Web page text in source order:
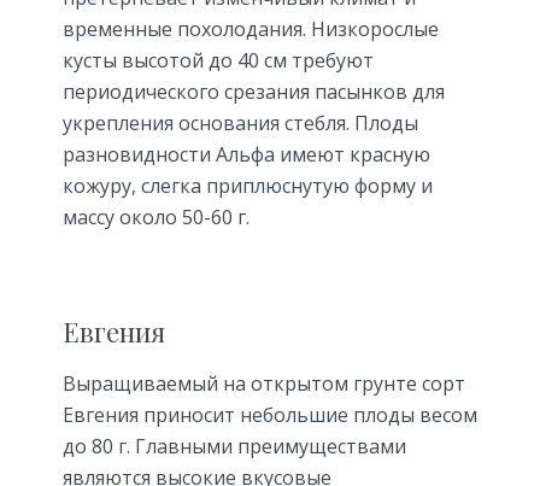
временные похолодания. Низкорослые
кусты высотой до 40 см требуют
периодического срезания пасынков для
укрепления основания стебля. Плоды
разновидности Альфа имеют красную
кожуру, слегка приплюснутую форму и
массу около 50-60 г.
Евгения
Выращиваемый на открытом грунте сорт
Евгения приносит небольшие плоды весом
до 80 г. Главными преимуществами
являются высокие вкусовые